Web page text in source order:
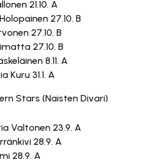
21.10. A
27.10. B
27.10. B
27.10. B
8.11. A
Kuru 31.1. A
Stars (Naisten Divari)
Valtonen 23.9. A
28.9. A
28.9. A